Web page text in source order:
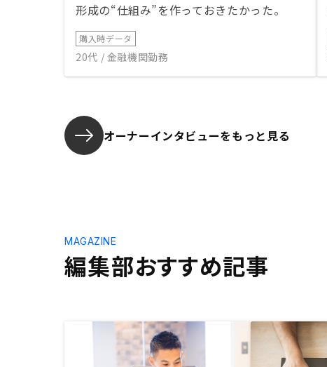
形成の“仕組み”を作っておきたかった。
購入時データ
20代 / 金融機関勤務
オーナーインタビューをもっと見る
編集部おすすめ記事
MAGAZINE